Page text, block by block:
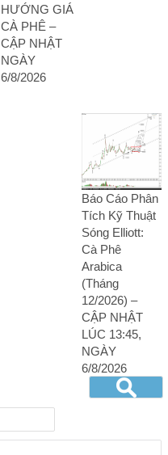
HƯỚNG GIÁ
CÀ PHÊ –
CẬP NHẬT
NGÀY
6/8/2026
Báo Cáo Phân
Tích Kỹ Thuật
Sóng Elliott:
Cà Phê
Arabica
(Tháng
12/2026) –
CẬP NHẬT
LÚC 13:45,
NGÀY
6/8/2026